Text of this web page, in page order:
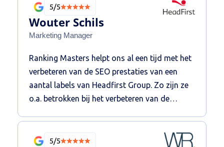
daadwerkelijk meer verkeer binnen te halen,
en weten we wat ze aan het doen zijn door de
transparante manier van werken. Wij ervaren
betrouwbaar waardoor ik ze van harte aan
kan bevelen!
5/5
Wouter Schils
Marketing Manager
Ranking Masters helpt ons al een tijd met het
verbeteren van de SEO prestaties van een
aantal labels van Headfirst Group. Zo zijn ze
o.a. betrokken bij het verbeteren van de
communicatie resulteert in een fijne
5/5